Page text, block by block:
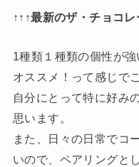
↑↑↑最新のザ・チョコ
1種類１種類の個性が
オススメ！って感じで
自分にとって特に好み
思います。
また、日々の日常でコ
いので、ペアリングと